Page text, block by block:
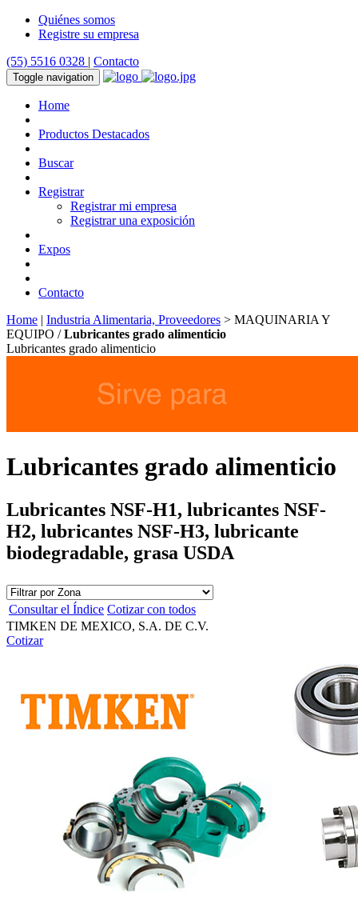
Quiénes somos
Registre su empresa
(55) 5516 0328 | Contacto
Toggle navigation
Home
Productos Destacados
Buscar
Registrar
Registrar mi empresa
Registrar una exposición
Expos
Contacto
Home | Industria Alimentaria, Proveedores > MAQUINARIA Y
EQUIPO /Lubricantes grado alimenticio
Lubricantes grado alimenticio
Lubricantes grado alimenticio
Lubricantes NSF-H1, lubricantes NSF-
H2, lubricantes NSF-H3, lubricante
biodegradable, grasa USDA
Consultar el Índice Cotizar con todos
TIMKEN DE MEXICO, S.A. DE C.V.
Cotizar